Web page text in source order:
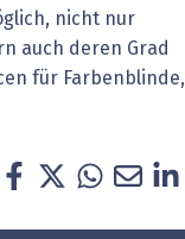
nicht nur
auch deren Grad
für Farbenblinde,